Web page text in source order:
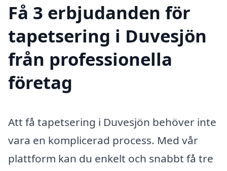
Få 3 erbjudanden för
tapetsering i Duvesjön
från professionella
företag
Att få tapetsering i Duvesjön behöver inte
vara en komplicerad process. Med vår
plattform kan du enkelt och snabbt få tre